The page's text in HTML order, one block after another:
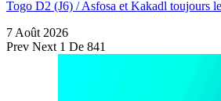
Togo D2 (J6) / Asfosa et Kakadl toujours
7 Août 2026
Prev Next 1 De 841